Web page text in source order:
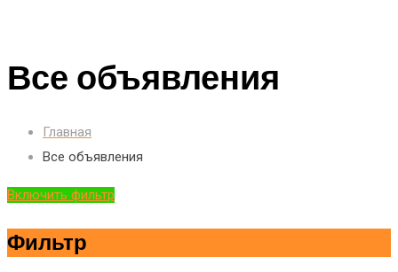
Все объявления
Главная
Все объявления
Включить фильтр
Фильтр